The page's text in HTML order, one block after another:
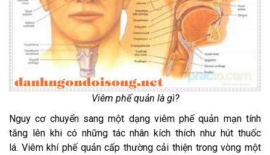
Viêm phế quản là gì?
Nguy cơ chuyển sang một dạng viêm phế quản mạn tính
tăng lên khi có những tác nhân kích thích như hút thuốc
lá. Viêm khí phế quản cấp thường cải thiện trong vòng một